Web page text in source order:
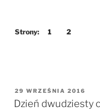
Strony: 1 2
OPUBLIKOWANE
W
29 WRZEŚNIA 2016
Dzień dwudziesty